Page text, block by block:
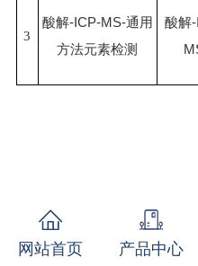
3
酸解-ICP-MS-通用
方法元素检测
酸解
网站首页 产品中心